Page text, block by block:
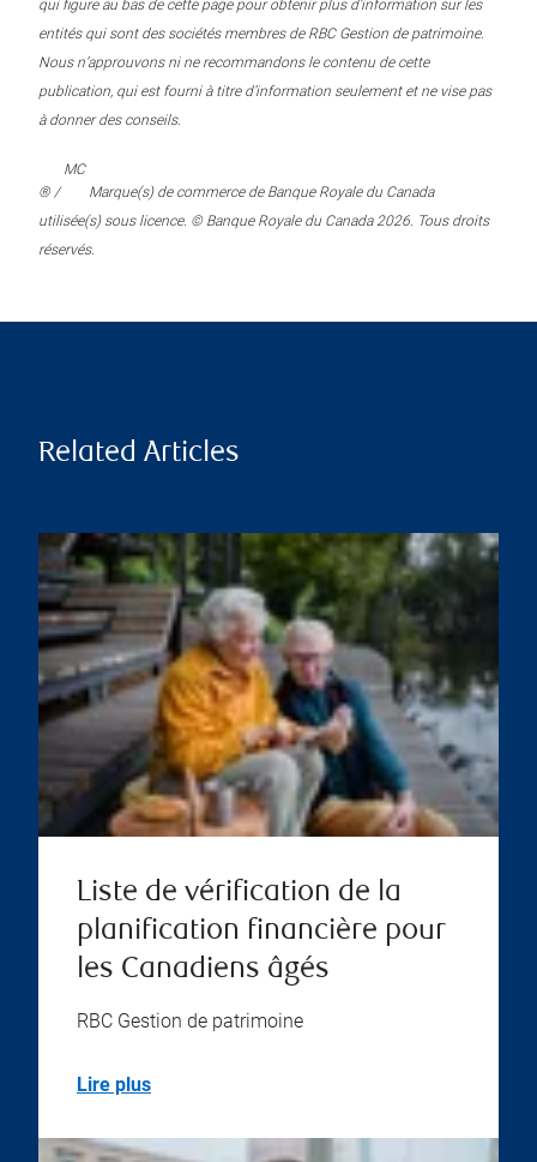
qui figure au bas de cette page pour obtenir plus d’information sur les
entités qui sont des sociétés membres de RBC Gestion de patrimoine.
Nous n’approuvons ni ne recommandons le contenu de cette
publication, qui est fourni à titre d’information seulement et ne vise pas
à donner des conseils.
® /
MC
Marque(s) de commerce de Banque Royale du Canada
utilisée(s) sous licence. © Banque Royale du Canada 2026. Tous droits
réservés.
Related Articles
Liste de vérification de la
planification financière pour
les Canadiens âgés
RBC Gestion de patrimoine
Lire plus